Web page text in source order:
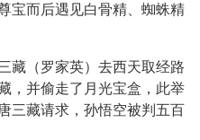
宝而后遇见白骨精、蜘蛛精
藏（罗家英）去西天取经路
，并偷走了月光宝盒，此举
三藏请求，孙悟空被判五百